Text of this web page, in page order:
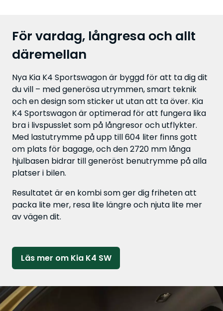
För vardag, långresa och allt
däremellan
Nya Kia K4 Sportswagon är byggd för att ta dig dit
du vill – med generösa utrymmen, smart teknik
och en design som sticker ut utan att ta över. Kia
K4 Sportswagon är optimerad för att fungera lika
bra i livspusslet som på långresor och utflykter.
Med lastutrymme på upp till 604 liter finns gott
om plats för bagage, och den 2720 mm långa
hjulbasen bidrar till generöst benutrymme på alla
platser i bilen.
Resultatet är en kombi som ger dig friheten att
packa lite mer, resa lite längre och njuta lite mer
av vägen dit.
Läs mer om Kia K4 SW